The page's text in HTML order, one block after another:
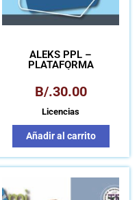
ALEKS PPL –
PLATAFORMA
B/.30.00
Licencias
Añadir al carrito